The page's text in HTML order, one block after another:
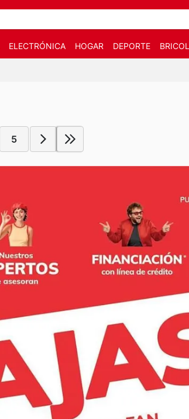
ELECTRÓNICA HOGAR DEPORTE
5